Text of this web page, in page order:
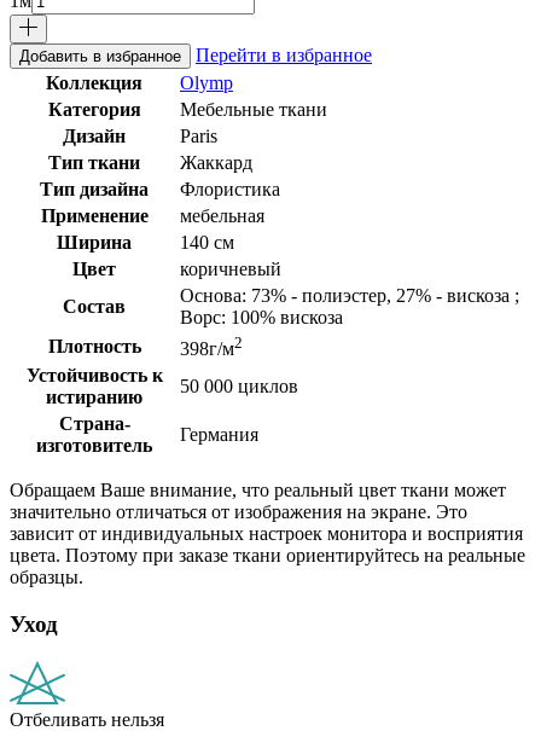
Добавить в избранное
Перейти в избранное
Коллекция
Olymp
Категория
Мебельные ткани
Дизайн
Paris
Тип ткани
Жаккард
Тип дизайна
Флористика
Применение
мебельная
Ширина
140 см
Цвет
коричневый
Состав
Основа: 73% - полиэстер, 27% - вискоза ;
Ворс: 100% вискоза
Плотность
398г/м2
Устойчивость к
истиранию
50 000 циклов
Страна-
изготовитель
Германия
Обращаем Ваше внимание, что реальный цвет ткани может
значительно отличаться от изображения на экране. Это
зависит от индивидуальных настроек монитора и восприятия
цвета. Поэтому при заказе ткани ориентируйтесь на реальные
образцы.
Уход
Отбеливать нельзя